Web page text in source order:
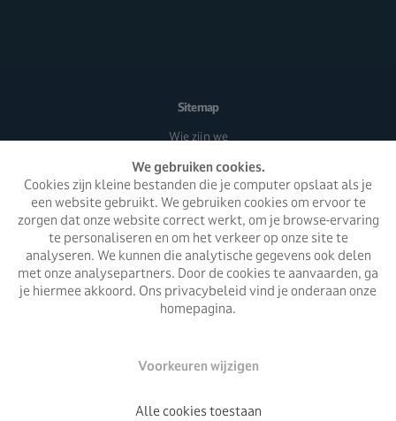
We gebruiken cookies.
Cookies zijn kleine bestanden die je computer opslaat als je
een website gebruikt. We gebruiken cookies om ervoor te
zorgen dat onze website correct werkt, om je browse-ervaring
te personaliseren en om het verkeer op onze site te
analyseren. We kunnen die analytische gegevens ook delen
met onze analysepartners. Door de cookies te aanvaarden, ga
je hiermee akkoord. Ons privacybeleid vind je onderaan onze
homepagina.
Voorkeuren wijzigen
Alle cookies toestaan
Sitemap
Wie zijn we
Wat doen we
Activiteiten
Nieuwsbrieven
Partners
Word vrijwilliger
Steun ons
Contact
Algemene voorwaarden